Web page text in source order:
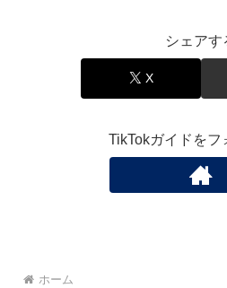
シェアす
X
TikTokガイドをフ
ホーム